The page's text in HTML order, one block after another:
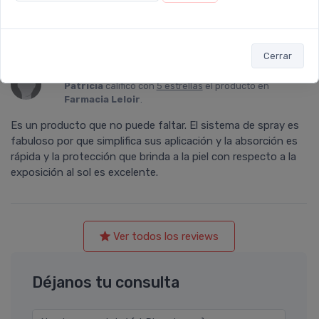
Cerrar
Patriciacalificó con5 estrellasel producto en
Farmacia Leloir.
Es un producto que no puede faltar. El sistema de spray es
fabuloso por que simplifica sus aplicación y la absorción es
rápida y la protección que brinda a la piel con respecto a la
exposición al sol es excelente.
Ver todos los reviews
Déjanos tu consulta